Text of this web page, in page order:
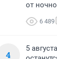
от
6 489
4
5